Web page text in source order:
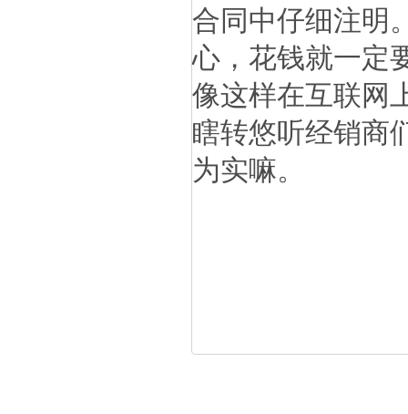
合同中仔细注明
心，花钱就一定
像这样在互联网
瞎转悠听经销商
为实嘛。